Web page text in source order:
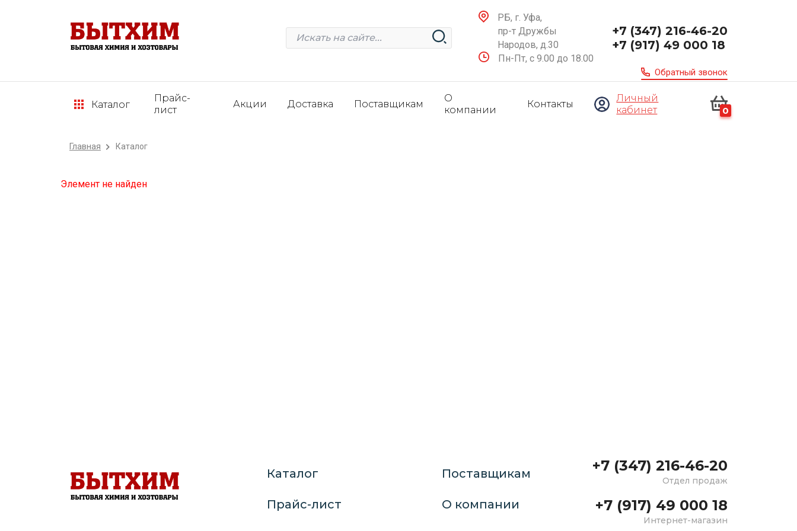
РБ, г. Уфа,
пр-т Дружбы
Народов, д.30
Пн-Пт, с 9.00 до 18.00
+7 (347) 216-46-20
+7 (917) 49 000 18
Обратный звонок
Каталог
Прайс-
лист
Акции Доставка Поставщикам
О
компании
Контакты
Личный
кабинет
0
Главная Каталог
Элемент не найден
Каталог
Прайс-лист
Поставщикам
О компании
+7 (347) 216-46-20
Отдел продаж
+7 (917) 49 000 18
Интернет-магазин